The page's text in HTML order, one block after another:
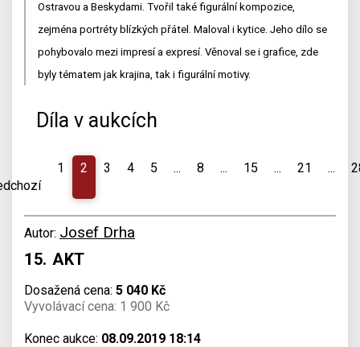
Ostravou a Beskydami. Tvořil také figurální kompozice,
zejména portréty blízkých přátel. Maloval i kytice. Jeho dílo se
pohybovalo mezi impresí a expresí. Věnoval se i grafice, zde
byly tématem jak krajina, tak i figurální motivy.
Díla v aukcích
1 2 3 4 5 ... 8 ... 15 ... 21 ...
Autor: Josef Drha
15. AKT
Dosažená cena: 5 040 Kč
Vyvolávací cena: 1 900 Kč
Konec aukce: 08.09.2019 18:14